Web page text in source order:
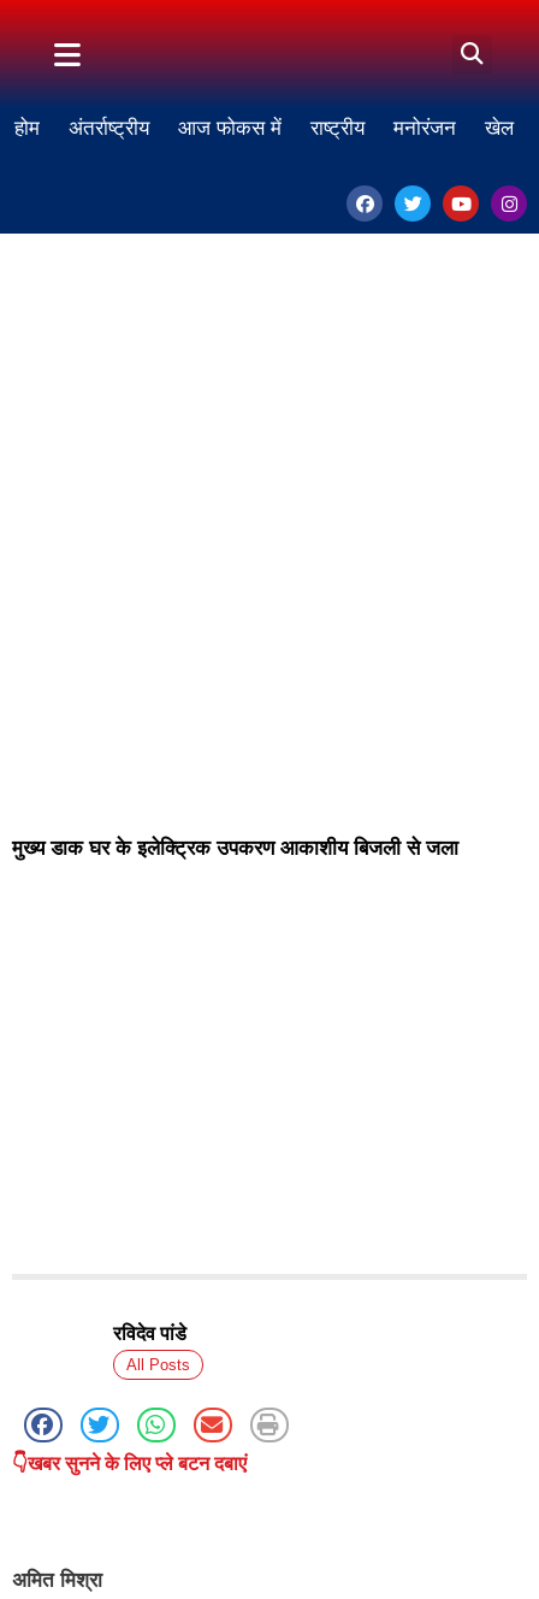
होम अंतर्राष्ट्रीय आज फोकस में राष्ट्रीय मनोरंजन खेल
मुख्य डाक घर के इलेक्ट्रिक उपकरण आकाशीय बिजली से जला
रविदेव पांडे
All Posts
👇खबर सुनने के लिए प्ले बटन दबाएं
अमित मिश्रा